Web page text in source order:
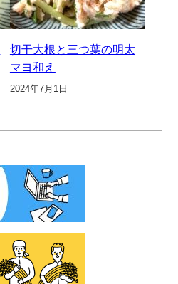
切干大根と三つ葉の明太
マヨ和え
2024年7月1日